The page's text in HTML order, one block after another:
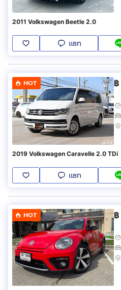
2011 Volkswagen Beetle 2.0
แชท
HOT ฿
2019 Volkswagen Caravelle 2.0 TDi
แชท
HOT ฿